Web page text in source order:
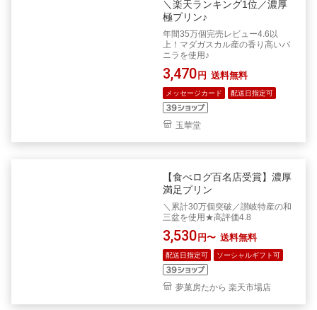
＼楽天ランキング1位／濃厚
極プリン♪
年間35万個完売レビュー4.6以
上！マダガスカル産の香り高いバ
ニラを使用♪
3,470 円 送料無料
メッセージカード 配送日指定可
玉華堂
【食べログ百名店受賞】濃厚
満足プリン
＼累計30万個突破／讃岐特産の和
三盆を使用★高評価4.8
3,530 円〜 送料無料
配送日指定可 ソーシャルギフト可
夢菓房たから 楽天市場店